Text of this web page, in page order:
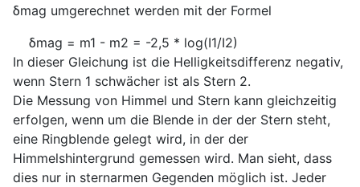
δmag umgerechnet werden mit der Formel
δmag = m1 - m2 = -2,5 * log(I1/I2)
In dieser Gleichung ist die Helligkeitsdifferenz negativ,
wenn Stern 1 schwächer ist als Stern 2.
Die Messung von Himmel und Stern kann gleichzeitig
erfolgen, wenn um die Blende in der der Stern steht,
eine Ringblende gelegt wird, in der der
Himmelshintergrund gemessen wird. Man sieht, dass
dies nur in sternarmen Gegenden möglich ist. Jeder